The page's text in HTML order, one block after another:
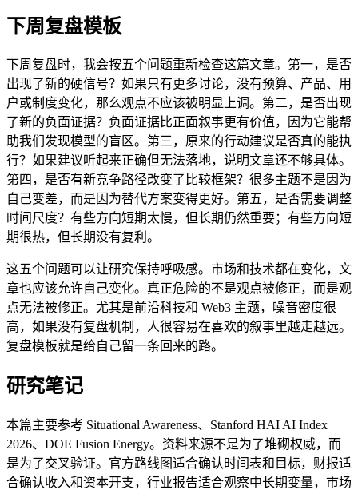
下周复盘模板
下周复盘时，我会按五个问题重新检查这篇文章。第一，是否
出现了新的硬信号？如果只有更多讨论，没有预算、产品、用
户或制度变化，那么观点不应该被明显上调。第二，是否出现
了新的负面证据？负面证据比正面叙事更有价值，因为它能帮
助我们发现模型的盲区。第三，原来的行动建议是否真的能执
行？如果建议听起来正确但无法落地，说明文章还不够具体。
第四，是否有新竞争路径改变了比较框架？很多主题不是因为
自己变差，而是因为替代方案变得更好。第五，是否需要调整
时间尺度？有些方向短期太慢，但长期仍然重要；有些方向短
期很热，但长期没有复利。
这五个问题可以让研究保持呼吸感。市场和技术都在变化，文
章也应该允许自己变化。真正危险的不是观点被修正，而是观
点无法被修正。尤其是前沿科技和 Web3 主题，噪音密度很
高，如果没有复盘机制，人很容易在喜欢的叙事里越走越远。
复盘模板就是给自己留一条回来的路。
研究笔记
本篇主要参考 Situational Awareness、Stanford HAI AI Index
2026、DOE Fusion Energy。资料来源不是为了堆砌权威，而
是为了交叉验证。官方路线图适合确认时间表和目标，财报适
合确认收入和资本开支，行业报告适合观察中长期变量，市场